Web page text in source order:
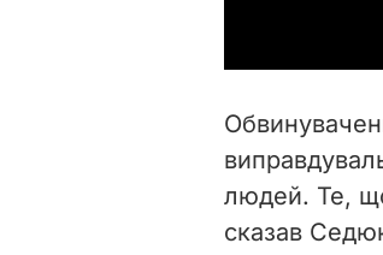
людей. Те,
сказав